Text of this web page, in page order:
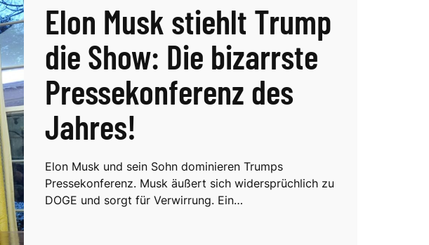
Elon Musk stiehlt Trump
die Show: Die bizarrste
Pressekonferenz des
Jahres!
Elon Musk und sein Sohn dominieren Trumps
Pressekonferenz. Musk äußert sich widersprüchlich zu
DOGE und sorgt für Verwirrung. Ein…